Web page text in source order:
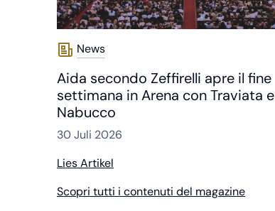
News
Aida secondo Zeffirelli apre il fine
settimana in Arena con Traviata e
Nabucco
30 Juli 2026
Lies Artikel
Scopri tutti i contenuti del magazine